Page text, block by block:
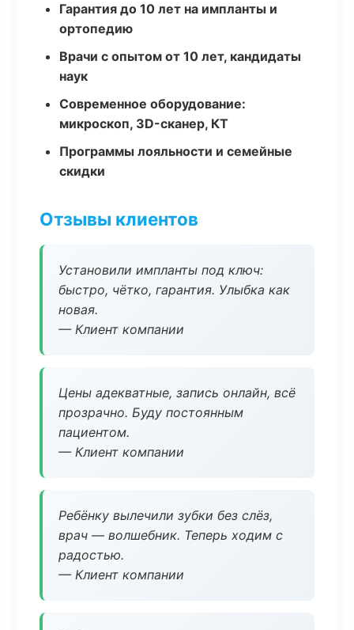
Гарантия до 10 лет на импланты и
ортопедию
Врачи с опытом от 10 лет, кандидаты
наук
Современное оборудование:
микроскоп, 3D-сканер, КТ
Программы лояльности и семейные
скидки
Отзывы клиентов
Установили импланты под ключ:
быстро, чётко, гарантия. Улыбка как
новая.
— Клиент компании
Цены адекватные, запись онлайн, всё
прозрачно. Буду постоянным
пациентом.
— Клиент компании
Ребёнку вылечили зубки без слёз,
врач — волшебник. Теперь ходим с
радостью.
— Клиент компании